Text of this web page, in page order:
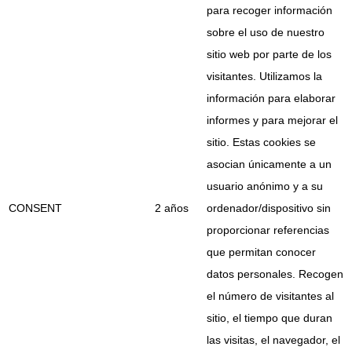
CONSENT 2 años
para recoger información
sobre el uso de nuestro
sitio web por parte de los
visitantes. Utilizamos la
información para elaborar
informes y para mejorar el
sitio. Estas cookies se
asocian únicamente a un
usuario anónimo y a su
ordenador/dispositivo sin
proporcionar referencias
que permitan conocer
datos personales. Recogen
el número de visitantes al
sitio, el tiempo que duran
las visitas, el navegador, el